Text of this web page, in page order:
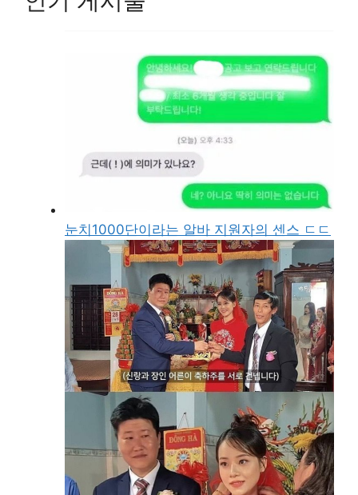
눈치1000단이라는 알바 지원자의 센스 ㄷㄷ